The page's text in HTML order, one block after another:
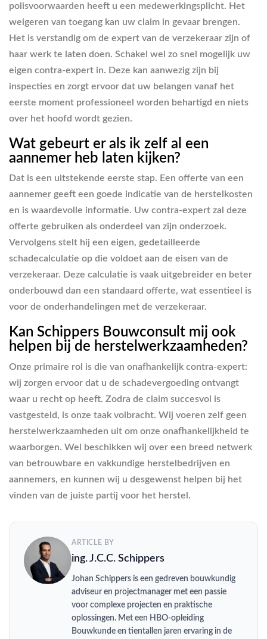
polisvoorwaarden heeft u een medewerkingsplicht. Het
weigeren van toegang kan uw claim in gevaar brengen.
Het is verstandig om de expert van de verzekeraar zijn of
haar werk te laten doen. Schakel wel zo snel mogelijk uw
eigen contra-expert in. Deze kan aanwezig zijn bij
inspecties en zorgt ervoor dat uw belangen vanaf het
eerste moment professioneel worden behartigd en niets
over het hoofd wordt gezien.
Wat gebeurt er als ik zelf al een
aannemer heb laten kijken?
Dat is een uitstekende eerste stap. Een offerte van een
aannemer geeft een goede indicatie van de herstelkosten
en is waardevolle informatie. Uw contra-expert zal deze
offerte gebruiken als onderdeel van zijn onderzoek.
Vervolgens stelt hij een eigen, gedetailleerde
schadecalculatie op die voldoet aan de eisen van de
verzekeraar. Deze calculatie is vaak uitgebreider en beter
onderbouwd dan een standaard offerte, wat essentieel is
voor de onderhandelingen met de verzekeraar.
Kan Schippers Bouwconsult mij ook
helpen bij de herstelwerkzaamheden?
Onze primaire rol is die van onafhankelijk contra-expert:
wij zorgen ervoor dat u de schadevergoeding ontvangt
waar u recht op heeft. Zodra de claim succesvol is
vastgesteld, is onze taak volbracht. Wij voeren zelf geen
herstelwerkzaamheden uit om onze onafhankelijkheid te
waarborgen. Wel beschikken wij over een breed netwerk
van betrouwbare en vakkundige herstelbedrijven en
aannemers, en kunnen wij u desgewenst helpen bij het
vinden van de juiste partij voor het herstel.
ARTICLE BY
ing. J.C.C. Schippers
Johan Schippers is een gedreven bouwkundig
adviseur en projectmanager met een passie
voor complexe projecten en praktische
oplossingen. Met een HBO-opleiding
Bouwkunde en tientallen jaren ervaring in de